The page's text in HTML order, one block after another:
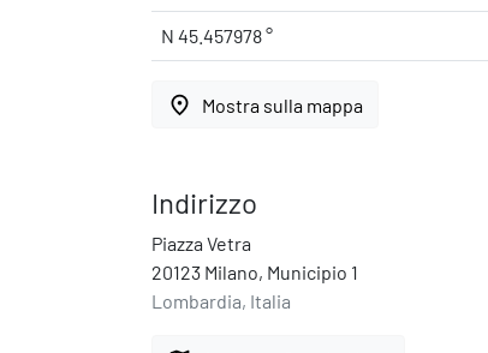
N 45.457978 °
place Mostra sulla mappa
Indirizzo
Piazza Vetra
20123 Milano, Municipio 1
Lombardia, Italia